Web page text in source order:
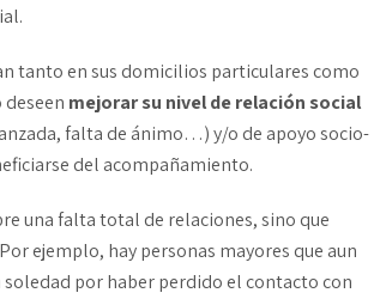
tanto en sus domicilios particulares como
mejorar su nivelde relación social
falta de ánimo…) y/o de apoyo socio-
del acompañamiento.
una falta total de relaciones, sino que
ejemplo, hay personas mayores que aun
por haber perdido el contacto con